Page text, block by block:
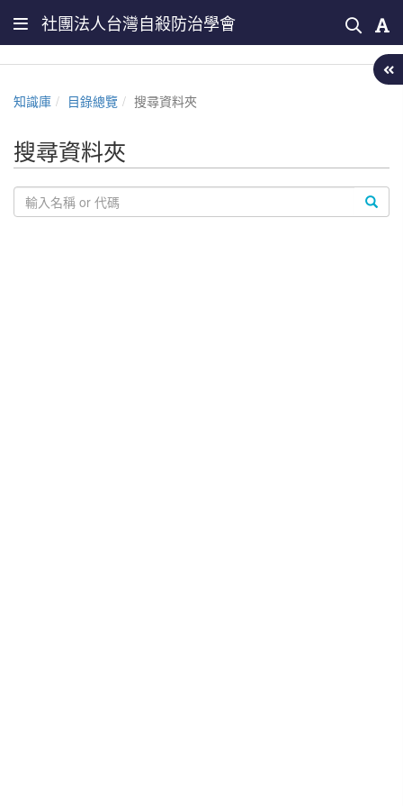
社團法人台灣自殺防治學會
知識庫 目錄總覽 搜尋資料夾
搜尋資料夾